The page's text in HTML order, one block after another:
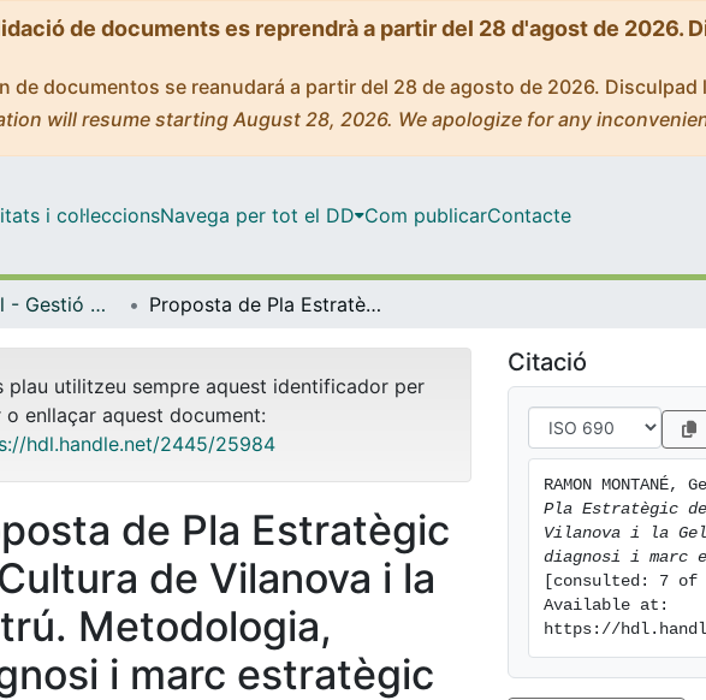
de documents es reprendrà a partir del 28 d'agost de 2026.
de documentos se reanudará a partir del 28 de agosto de 2026. Disculpad
will resume starting August 28, 2026. We apologize for any
i col·leccionsNavega per tot el DD Com publicarContacte
Màster Oficial - Gestió Cultural Proposta de Pla Estratègic de Cultura de Vilanova i la Geltrú. Metodologia, diagnosi i marc estratègic
plau utilitzeu sempre aquest identificador per
o enllaçar aquest document:
hdl.handle.net/2445/25984
de Pla Estratègic
de Vilanova i la
Metodologia,
i marc estratègic
Citació
RAMON MONTANÉ,
Pla Estratègic
Vilanova i la
diagnosi i marc
[consulted: 7 of
Available at:
https://